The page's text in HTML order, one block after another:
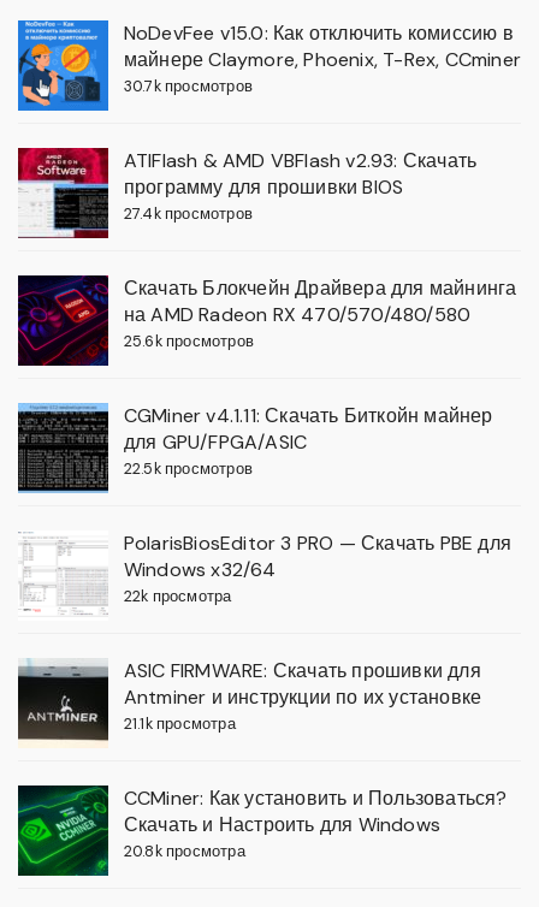
NoDevFee v15.0: Как отключить комиссию в
майнере Claymore, Phoenix, T-Rex, CCminer
30.7k просмотров
ATIFlash & AMD VBFlash v2.93: Скачать
программу для прошивки BIOS
27.4k просмотров
Скачать Блокчейн Драйвера для майнинга
на AMD Radeon RX 470/570/480/580
25.6k просмотров
CGMiner v4.1.11: Скачать Биткойн майнер
для GPU/FPGA/ASIC
22.5k просмотров
PolarisBiosEditor 3 PRO — Скачать PBE для
Windows x32/64
22k просмотра
ASIC FIRMWARE: Скачать прошивки для
Antminer и инструкции по их установке
21.1k просмотра
CCMiner: Как установить и Пользоваться?
Скачать и Настроить для Windows
20.8k просмотра